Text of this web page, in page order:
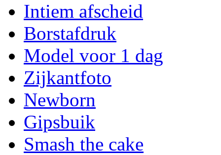
Intiem afscheid
Borstafdruk
Model voor 1 dag
Zijkantfoto
Newborn
Gipsbuik
Smash the cake